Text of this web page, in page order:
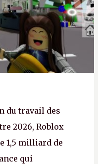
du travail des
2026, Roblox
1,5 milliard de
qui